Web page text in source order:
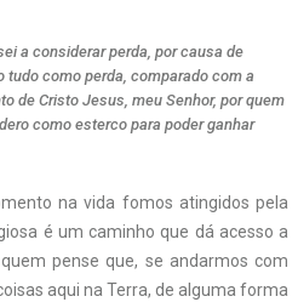
a considerar perda, por causa de
como perda, comparado com a
de Cristo Jesus, meu Senhor, por quem
como esterco para poder ganhar
na vida fomos atingidos pela
é um caminho que dá acesso a
pense que, se andarmos com
aqui na Terra, de alguma forma